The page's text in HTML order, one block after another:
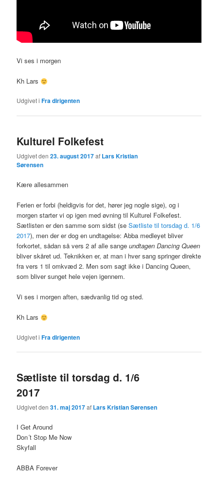
Vi ses i morgen
Kh Lars
Udgivet i Fra dirigenten
Kulturel Folkefest
Udgivet den23. august 2017af Lars Kristian
Sørensen
Kære allesammen
Ferien er forbi (heldigvis for det, hører jeg nogle sige), og i
morgen starter vi op igen med øvning til Kulturel Folkefest.
Sætlisten er den samme som sidst (seSætliste til torsdag d. 1/6
2017), men der er dog en undtagelse: Abba medleyet bliver
forkortet, sådan så vers 2 af alle sangeundtagen Dancing Queen
bliver skåret ud. Teknikken er, at man i hver sang springer direkte
fra vers 1 til omkvæd 2. Men som sagt ikke i Dancing Queen,
som bliver sunget hele vejen igennem.
Vi ses i morgen aften, sædvanlig tid og sted.
Kh Lars
Udgivet i Fra dirigenten
Sætliste til torsdag d. 1/6
2017
Udgivet den31. maj 2017af Lars Kristian Sørensen
I Get Around
Don´t Stop Me Now
Skyfall
ABBA Forever